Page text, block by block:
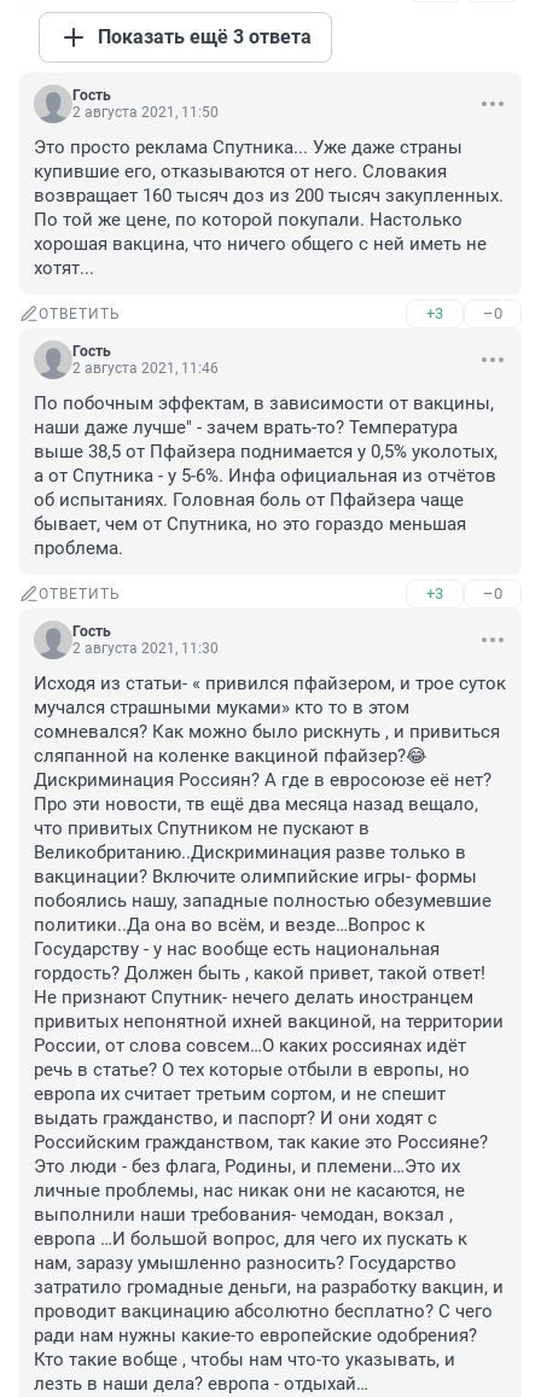
Показать ещё 3 ответа
Гость
2 августа 2021, 11:50
Это просто реклама Спутника... Уже даже страны
купившие его, отказываются от него. Словакия
возвращает 160 тысяч доз из 200 тысяч закупленных.
По той же цене, по которой покупали. Настолько
хорошая вакцина, что ничего общего с ней иметь не
хотят...
ОТВЕТИТЬ +3 –0
Гость
2 августа 2021, 11:46
По побочным эффектам, в зависимости от вакцины,
наши даже лучше" - зачем врать-то? Температура
выше 38,5 от Пфайзера поднимается у 0,5% уколотых,
а от Спутника - у 5-6%. Инфа официальная из отчётов
об испытаниях. Головная боль от Пфайзера чаще
бывает, чем от Спутника, но это гораздо меньшая
проблема.
ОТВЕТИТЬ +3 –0
Гость
2 августа 2021, 11:30
Исходя из статьи- « привился пфайзером, и трое суток
мучался страшными муками» кто то в этом
сомневался? Как можно было рискнуть , и привиться
сляпанной на коленке вакциной пфайзер?😂
Дискриминация Россиян? А где в евросоюзе её нет?
Про эти новости, тв ещё два месяца назад вещало,
что привитых Спутником не пускают в
Великобританию..Дискриминация разве только в
вакцинации? Включите олимпийские игры- формы
побоялись нашу, западные полностью обезумевшие
политики..Да она во всём, и везде…Вопрос к
Государству - у нас вообще есть национальная
гордость? Должен быть , какой привет, такой ответ!
Не признают Спутник- нечего делать иностранцем
привитых непонятной ихней вакциной, на территории
России, от слова совсем…О каких россиянах идёт
речь в статье? О тех которые отбыли в европы, но
европа их считает третьим сортом, и не спешит
выдать гражданство, и паспорт? И они ходят с
Российским гражданством, так какие это Россияне?
Это люди - без флага, Родины, и племени…Это их
личные проблемы, нас никак они не касаются, не
выполнили наши требования- чемодан, вокзал ,
европа …И большой вопрос, для чего их пускать к
нам, заразу умышленно разносить? Государство
затратило громадные деньги, на разработку вакцин, и
проводит вакцинацию абсолютно бесплатно? С чего
ради нам нужны какие-то европейские одобрения?
Кто такие вобще , чтобы нам что-то указывать, и
лезть в наши дела? европа - отдыхай…